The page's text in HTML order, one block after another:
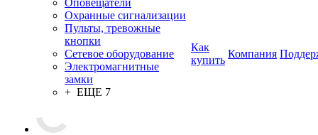
Оповещатели
Охранные сигнализации
Пульты, тревожные
кнопки
Сетевое оборудование
Электромагнитные
замки
+ ЕЩЕ 7
Как
купить
Компания